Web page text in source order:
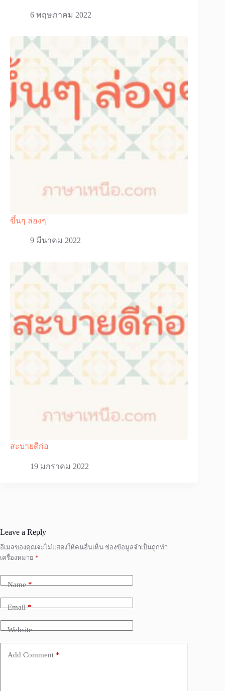
6 พฤษภาคม 2022
ขึ้นๆ ล่องๆ
9 มีนาคม 2022
สะบายดีก่อ
19 มกราคม 2022
Leave a Reply
อีเมลของคุณจะไม่แสดงให้คนอื่นเห็น ช่องข้อมูลจำเป็นถูกทำ
เครื่องหมาย *
Name*
Email*
Website
Add Comment *